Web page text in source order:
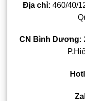
Địa chỉ: 460/40/
CN Bình Dương: